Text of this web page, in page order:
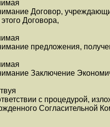
Договор,
Договора,
предложения,
Заключение
с процедурой,
Согласительной